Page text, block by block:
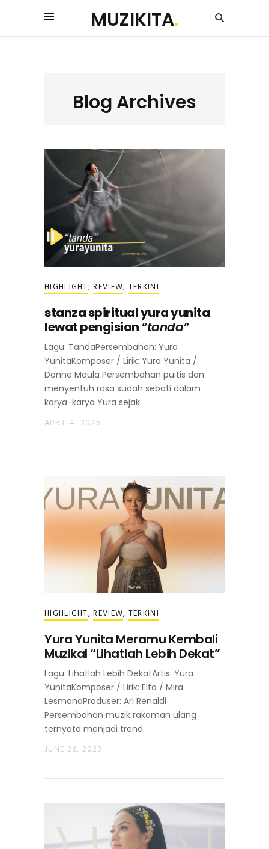
MUZIKITA.
Blog Archives
HIGHLIGHT,REVIEW, TERKINI
stanza spiritual yura yunita
lewat pengisian“tanda”
Lagu: TandaPersembahan: Yura
YunitaKomposer / Lirik: Yura Yunita /
Donne Maula Persembahan puitis dan
menyentuh rasa sudah sebati dalam
karya-karya Yura sejak
APRIL 4, 2025
HIGHLIGHT,REVIEW, TERKINI
Yura Yunita Meramu Kembali
Muzikal “Lihatlah Lebih Dekat”
Lagu: Lihatlah Lebih DekatArtis: Yura
YunitaKomposer / Lirik: Elfa / Mira
LesmanaProduser: Ari Renaldi
Persembahan muzik rakaman ulang
ternyata menjadi trend
JUNE 26, 2023